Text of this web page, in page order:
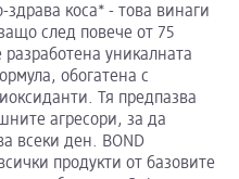
коса* - това винаги
след повече от 75
уникалната
обогатена с
Тя предпазва
агресори, за да
всеки ден. BOND
продукти от базовите